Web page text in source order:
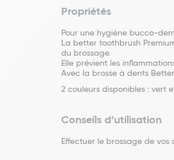
Propriétés
Pour une hygiène bucco-
La better toothbrush
du brossage.
Elle prévient les
Avec la brosse à dents
2 couleurs disponibles : vert
Conseils d’utilisation
Effectuer le brossage de